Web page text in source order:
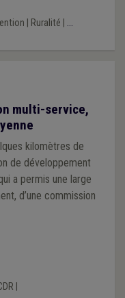
Ruralité ...
multi-service,
kilomètres de
de développement
a permis une large
d’une commission